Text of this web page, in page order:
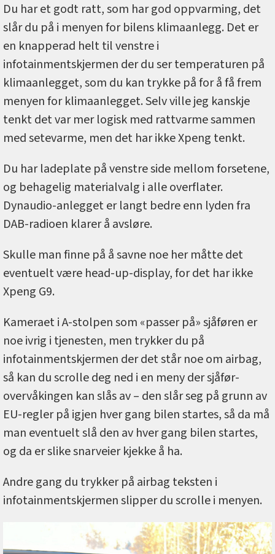
Du har et godt ratt, som har god oppvarming, det
slår du på i menyen for bilens klimaanlegg. Det er
en knapperad helt til venstre i
infotainmentskjermen der du ser temperaturen på
klimaanlegget, som du kan trykke på for å få frem
menyen for klimaanlegget. Selv ville jeg kanskje
tenkt det var mer logisk med rattvarme sammen
med setevarme, men det har ikke Xpeng tenkt.
Du har ladeplate på venstre side mellom forsetene,
og behagelig materialvalg i alle overflater.
Dynaudio-anlegget er langt bedre enn lyden fra
DAB-radioen klarer å avsløre.
Skulle man finne på å savne noe her måtte det
eventuelt være head-up-display, for det har ikke
Xpeng G9.
Kameraet i A-stolpen som «passer på» sjåføren er
noe ivrig i tjenesten, men trykker du på
infotainmentskjermen der det står noe om airbag,
så kan du scrolle deg ned i en meny der sjåfør-
overvåkingen kan slås av – den slår seg på grunn av
EU-regler på igjen hver gang bilen startes, så da må
man eventuelt slå den av hver gang bilen startes,
og da er slike snarveier kjekke å ha.
Andre gang du trykker på airbag teksten i
infotainmentskjermen slipper du scrolle i menyen.